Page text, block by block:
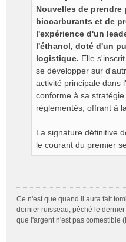
Nouvelles de
biocarburants et de
l'expérience d'un
l'éthanol, doté d'un
logistique. Elle
se développer sur
activité principale dans
conforme à sa
réglementés, offrant à
La signature définitive
le courant du premier
Ce n'est que quand il aura fait
dernier ruisseau, pêché le
que l'argent n'est pas comestible